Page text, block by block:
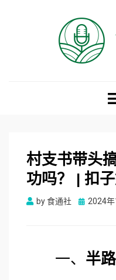
村支书带头
功吗？ | 扣
by食通社
Posted
2024年
一、 半